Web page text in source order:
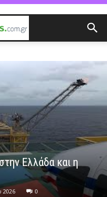
Ελλάδα και η
2026 0